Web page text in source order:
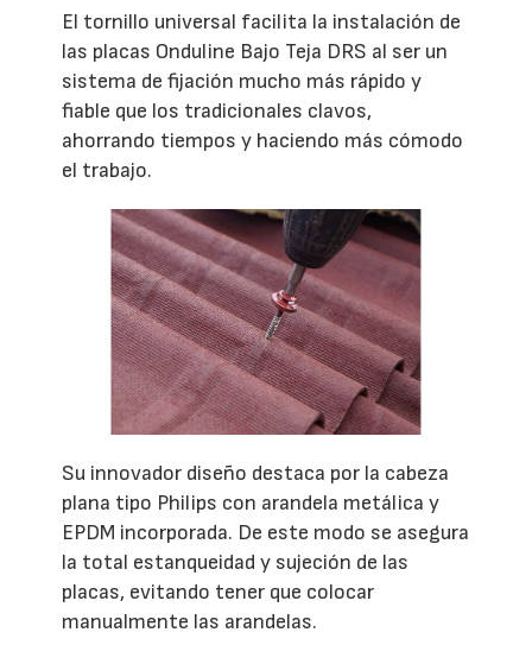
El tornillo universal facilita la instalación de
las placas Onduline Bajo Teja DRS al ser un
sistema de fijación mucho más rápido y
fiable que los tradicionales clavos,
ahorrando tiempos y haciendo más cómodo
el trabajo.
Su innovador diseño destaca por la cabeza
plana tipo Philips con arandela metálica y
EPDM incorporada. De este modo se asegura
la total estanqueidad y sujeción de las
placas, evitando tener que colocar
manualmente las arandelas.